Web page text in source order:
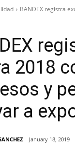
BANDEX registra
2018
y
a
January 18, 2019